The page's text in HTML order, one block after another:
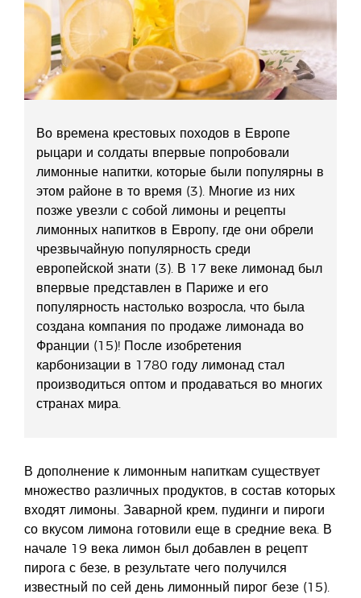
Во времена крестовых походов в Европе
рыцари и солдаты впервые попробовали
лимонные напитки, которые были популярны в
этом районе в то время (3). Многие из них
позже увезли с собой лимоны и рецепты
лимонных напитков в Европу, где они обрели
чрезвычайную популярность среди
европейской знати (3). В 17 веке лимонад был
впервые представлен в Париже и его
популярность настолько возросла, что была
создана компания по продаже лимонада во
Франции (15)! После изобретения
карбонизации в 1780 году лимонад стал
производиться оптом и продаваться во многих
странах мира.
В дополнение к лимонным напиткам существует
множество различных продуктов, в состав которых
входят лимоны. Заварной крем, пудинги и пироги
со вкусом лимона готовили еще в средние века. В
начале 19 века лимон был добавлен в рецепт
пирога с безе, в результате чего получился
известный по сей день лимонный пирог безе (15).